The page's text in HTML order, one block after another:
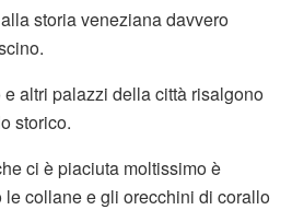
storia veneziana davvero
altri palazzi della città risalgono
storico.
ci è piaciuta moltissimo è
le collane e gli orecchini di corallo